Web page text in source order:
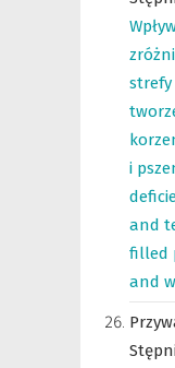
strefy
i
and
filled
and